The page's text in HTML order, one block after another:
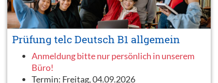
Prüfung telc Deutsch B1 allgemein
Anmeldung bitte nur persönlich in unserem
Büro!
Termin: Freitag, 04.09.2026